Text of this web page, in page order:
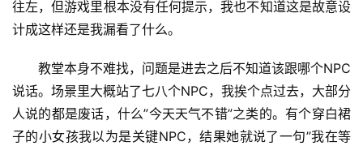
往左，但游戏里根本没有任何提示，我也不知道这是故意设
计成这样还是我漏看了什么。
教堂本身不难找，问题是进去之后不知道该跟哪个NPC
说话。场景里大概站了七八个NPC，我挨个点过去，大部分
人说的都是废话，什么”今天天气不错”之类的。有个穿白裙
子的小女孩我以为是关键NPC，结果她就说了一句”我在等